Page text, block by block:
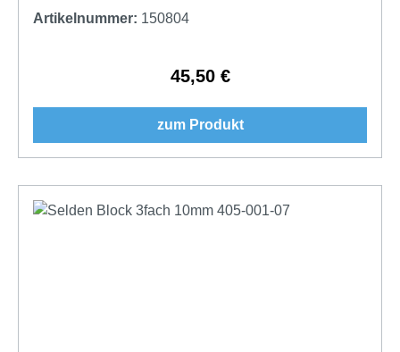
Artikelnummer: 150804
Regulärer Preis:
45,50 €
zum Produkt